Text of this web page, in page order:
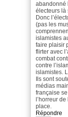
abandonné
électeurs là
Donc
(pas les
islamistes
faire plaisir
flirter avec
combat
contre
islamistes.
Ils sont
médias
française
l’horreur
place.
Répondre